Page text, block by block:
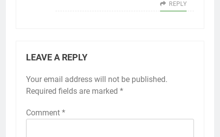
REPLY
LEAVE A REPLY
Your email address will not be published.
Required fields are marked *
Comment *